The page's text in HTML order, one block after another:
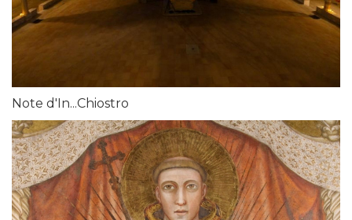
Note d'In...Chiostro